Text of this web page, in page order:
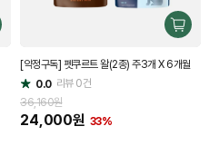
구
하
[약정구독] 펫쿠르트 왈(2종) 주3개 X 6개월
별
점
0.0 리뷰0건
36,160원
24,000원 33%